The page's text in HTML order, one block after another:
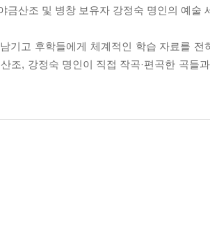
금산조 및 병창 보유자 강정숙 명인의 예
기고 후학들에게 체계적인 학습 자료를
조, 강정숙 명인이 직접 작곡·편곡한 곡들